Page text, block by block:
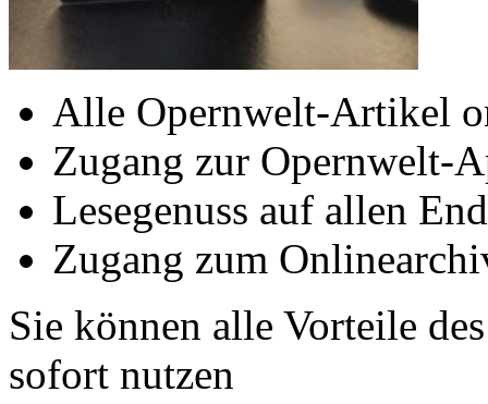
Alle Opernwelt-Artikel
Zugang zur Opernwelt-
Lesegenuss auf allen
Zugang zum
Sie können alle Vorteile
sofort nutzen